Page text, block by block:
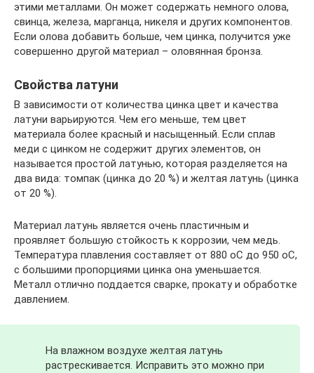
этими металлами. Он может содержать немного олова,
свинца, железа, марганца, никеля и других компонентов.
Если олова добавить больше, чем цинка, получится уже
совершенно другой материал – оловянная бронза.
Свойства латуни
В зависимости от количества цинка цвет и качества
латуни варьируются. Чем его меньше, тем цвет
материала более красный и насыщенный. Если сплав
меди с цинком не содержит других элементов, он
называется простой латунью, которая разделяется на
два вида: томпак (цинка до 20 %) и желтая латунь (цинка
от 20 %).
Материал латунь является очень пластичным и
проявляет большую стойкость к коррозии, чем медь.
Температура плавления составляет от 880 оС до 950 оС,
с большими пропорциями цинка она уменьшается.
Металл отлично поддается сварке, прокату и обработке
давлением.
На влажном воздухе желтая латунь
растрескивается. Исправить это можно при